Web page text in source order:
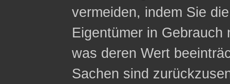
vermeiden, indem Sie
Eigentümer in
was deren Wert
Sachen sind